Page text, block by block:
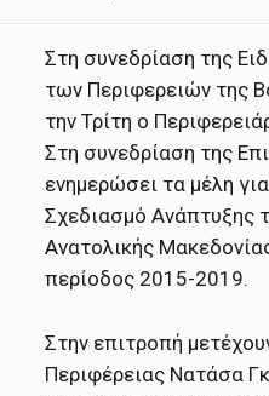
Στη συνεδρίαση της
των Περιφερειών της
την Τρίτη ο
Στη συνεδρίαση της
ενημερώσει τα μέλη
Σχεδιασμό Ανάπτυξης
Ανατολικής
περίοδος 2015-2019.
Στην επιτροπή
Περιφέρειας Νατάσα